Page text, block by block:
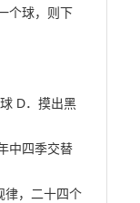
个球，则下
D．摸出黑
中四季交替
律，二十四个